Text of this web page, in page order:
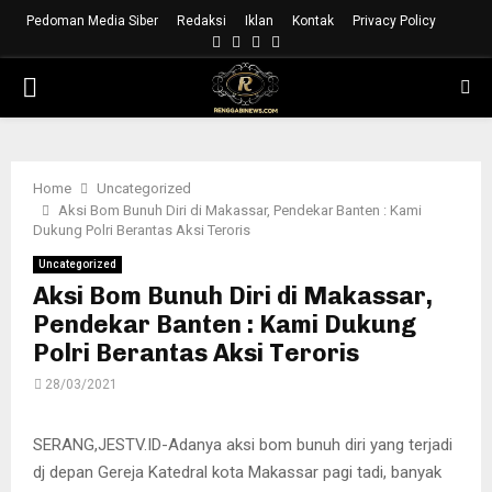
Pedoman Media Siber Redaksi Iklan Kontak Privacy Policy
Facebook
Instagram
Youtube
PRIMARY
Home
Uncategorized
Aksi Bom Bunuh Diri di Makassar, Pendekar Banten : Kami
Dukung Polri Berantas Aksi Teroris
Uncategorized
Aksi Bom Bunuh Diri di Makassar,
Pendekar Banten : Kami Dukung
Polri Berantas Aksi Teroris
28/03/2021
SERANG,JESTV.ID-Adanya aksi bom bunuh diri yang terjadi
dj depan Gereja Katedral kota Makassar pagi tadi, banyak